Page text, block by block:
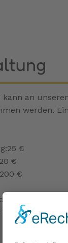
an
werden.
€
€
€
nicht